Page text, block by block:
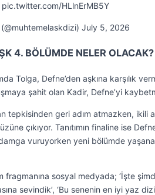
pic.twitter.com/HLlnErMB5Y
July 5, 2026
4. BÖLÜMDE NELER OLACAK?
Tolga, Defne’den aşkına karşılık
şahit olan Kadir, Defne’yi
tepkisinden geri adım atmazken, ikili
çıkıyor. Tanıtımın finaline ise
vuruyorken yeni bölümde
fragmanına sosyal medyada; ‘İşte
sevindik’, ‘Bu senenin en iyi yaz